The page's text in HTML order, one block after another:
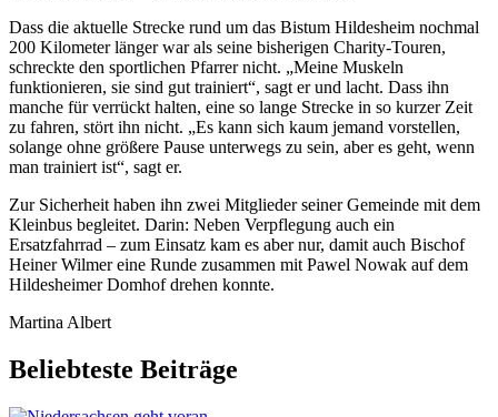
Dass die aktuelle Strecke rund um das Bistum Hildesheim nochmal
200 Kilometer länger war als seine bisherigen Charity-Touren,
schreckte den sportlichen Pfarrer nicht. „Meine Muskeln
funktionieren, sie sind gut trainiert“, sagt er und lacht. Dass ihn
manche für verrückt halten, eine so lange Strecke in so kurzer Zeit
zu fahren, stört ihn nicht. „Es kann sich kaum jemand vorstellen,
solange ohne größere Pause unterwegs zu sein, aber es geht, wenn
man trainiert ist“, sagt er.
Zur Sicherheit haben ihn zwei Mitglieder seiner Gemeinde mit dem
Kleinbus begleitet. Darin: Neben Verpflegung auch ein
Ersatzfahrrad – zum Einsatz kam es aber nur, damit auch Bischof
Heiner Wilmer eine Runde zusammen mit Pawel Nowak auf dem
Hildesheimer Domhof drehen konnte.
Martina Albert
Beliebteste Beiträge